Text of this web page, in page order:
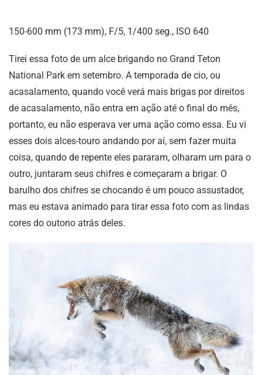
150-600 mm (173 mm), F/5, 1/400 seg., ISO 640
Tirei essa foto de um alce brigando no Grand Teton
National Park em setembro. A temporada de cio, ou
acasalamento, quando você verá mais brigas por direitos
de acasalamento, não entra em ação até o final do mês,
portanto, eu não esperava ver uma ação como essa. Eu vi
esses dois alces-touro andando por aí, sem fazer muita
coisa, quando de repente eles pararam, olharam um para o
outro, juntaram seus chifres e começaram a brigar. O
barulho dos chifres se chocando é um pouco assustador,
mas eu estava animado para tirar essa foto com as lindas
cores do outono atrás deles.